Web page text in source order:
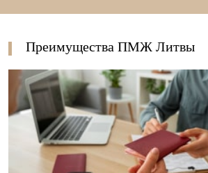
Преимущества ПМЖ Литвы